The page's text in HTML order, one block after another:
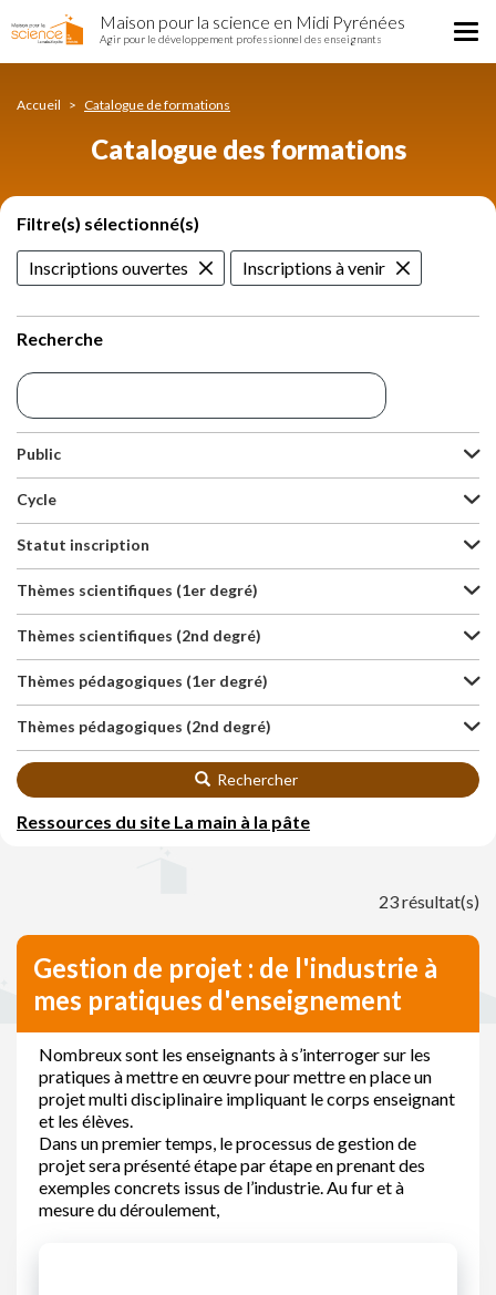
Catalogue
des
au
Maison pour la science en Midi Pyrénées
Agir pour le développement professionnel des enseignants
Accueil Catalogue de formations
Catalogue des formations
Filtre(s) sélectionné(s)
Inscriptions ouvertes Inscriptions à venir
Recherche
Public
Cycle
Statut inscription
Thèmes scientifiques (1er degré)
Thèmes scientifiques (2nd degré)
Thèmes pédagogiques (1er degré)
Thèmes pédagogiques (2nd degré)
Rechercher
Ressources du site La main à la pâte
23 résultat(s)
Gestion de projet : de l'industrie à
mes pratiques d'enseignement
Nombreux sont les enseignants à s’interroger sur les
pratiques à mettre en œuvre pour mettre en place un
projet multi disciplinaire impliquant le corps enseignant
et les élèves.
Dans un premier temps, le processus de gestion de
projet sera présenté étape par étape en prenant des
exemples concrets issus de l’industrie. Au fur et à
mesure du déroulement,